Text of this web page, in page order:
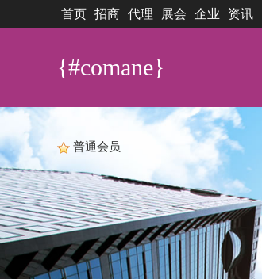
首页 招商 代理 展会 企业 资讯
{#comane}
普通会员